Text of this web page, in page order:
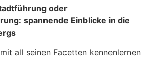
oder
spannende Einblicke in die
all seinen Facetten kennenlernen